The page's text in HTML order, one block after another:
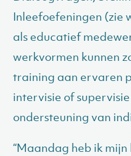
Inleefoefeningen (zie
als educatief
werkvormen kunnen
training aan ervaren
intervisie of
ondersteuning van
“Maandag heb ik mijn